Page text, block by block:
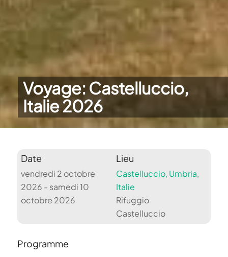
Voyage: Castelluccio,
Italie 2026
Date
vendredi 2 octobre
2026 - samedi 10
octobre 2026
Lieu
Castelluccio, Umbria,
Italie
Rifuggio
Castelluccio
Programme